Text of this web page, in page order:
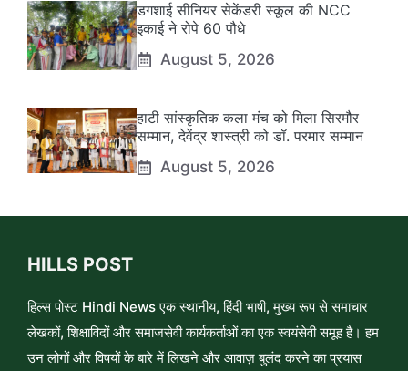
डगशाई सीनियर सेकेंडरी स्कूल की NCC
इकाई ने रोपे 60 पौधे
August 5, 2026
हाटी सांस्कृतिक कला मंच को मिला सिरमौर
सम्मान, देवेंद्र शास्त्री को डॉ. परमार सम्मान
August 5, 2026
HILLS POST
हिल्स पोस्ट Hindi News एक स्थानीय, हिंदी भाषी, मुख्य रूप से समाचार
लेखकों, शिक्षाविदों और समाजसेवी कार्यकर्ताओं का एक स्वयंसेवी समूह है। हम
उन लोगों और विषयों के बारे में लिखने और आवाज़ बुलंद करने का प्रयास